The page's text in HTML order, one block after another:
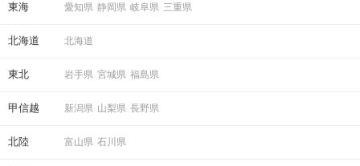
東海 愛知県 静岡県 岐阜県 三重県
北海道 北海道
東北 岩手県 宮城県 福島県
甲信越 新潟県 山梨県 長野県
北陸 富山県 石川県